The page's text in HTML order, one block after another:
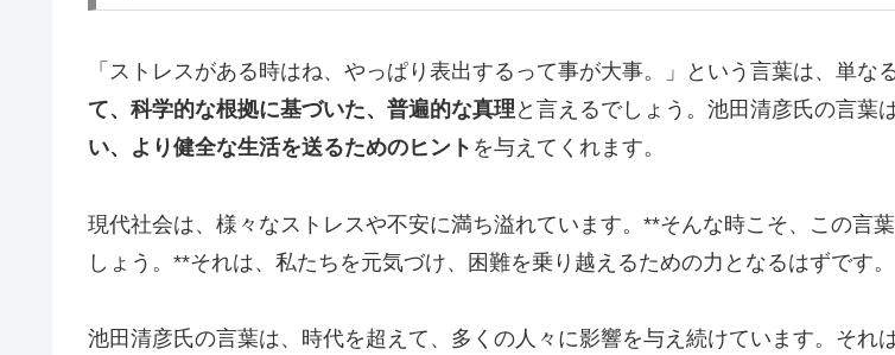
「ストレスがある時はね、やっぱり表出するって事が大事。」という言葉は、単な
て、科学的な根拠に基づいた、普遍的な真理 と言えるでしょう。池田清彦氏の言葉
い、より健全な生活を送るためのヒント を与えてくれます。
現代社会は、様々なストレスや不安に満ち溢れています。**そんな時こそ、この言
しょう。**それは、私たちを元気づけ、困難を乗り越えるための力となるはずです。
池田清彦氏の言葉は、時代を超えて、多くの人々に影響を与え続けています。それは